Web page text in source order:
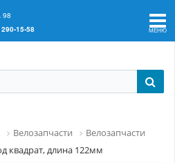
15-58
Велозапчасти
Велозапчасти
квадрат, длина 122мм